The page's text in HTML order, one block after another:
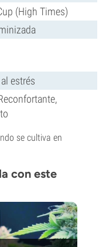
(High Times)
estrés
se cultiva en
con este